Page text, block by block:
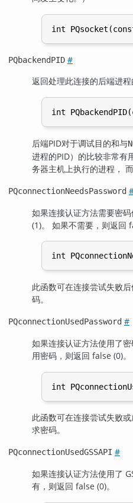
PQbackendPID #
返回处理此连接的后端进程
后端PID对于调试目的和与
进程的PID）的比较非常有
务器主机上执行的进程，
PQconnectionNeedsPassword
如果连接认证方法需要密
(1)。 如果不需要，则返回
此函数可在连接尝试失败
码。
PQconnectionUsedPassword #
如果连接认证方法使用了
用密码，则返回 false (0)。
此函数可在连接尝试失败
求密码。
PQconnectionUsedGSSAPI #
如果连接认证方法使用了
有，则返回 false (0)。